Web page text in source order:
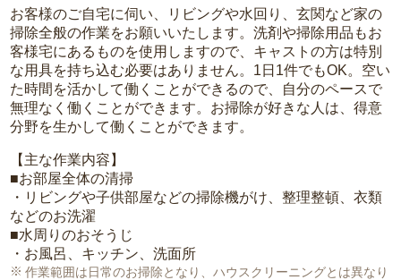
お客様のご自宅に伺い、リビングや水回り、玄関など家の
掃除全般の作業をお願いいたします。洗剤や掃除用品もお
客様宅にあるものを使用しますので、キャストの方は特別
な用具を持ち込む必要はありません。1日1件でもOK。空い
た時間を活かして働くことができるので、自分のペースで
無理なく働くことができます。お掃除が好きな人は、得意
分野を生かして働くことができます。
【主な作業内容】
■お部屋全体の清掃
・リビングや子供部屋などの掃除機がけ、整理整頓、衣類
などのお洗濯
■水周りのおそうじ
・お風呂、キッチン、洗面所
作業範囲は日常のお掃除となり、ハウスクリーニングとは異なり